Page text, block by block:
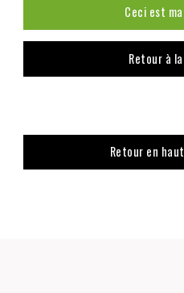
Ceci est
Retour à
Retour en